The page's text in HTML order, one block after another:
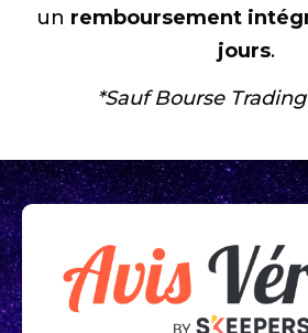
un remboursement
jours.
*Sauf Bourse